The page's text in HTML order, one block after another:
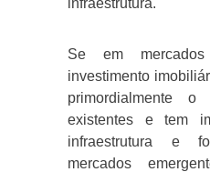
infraestrutura.
Se em
investimento
primordialmente
existentes e tem
infraestrutura e
mercados